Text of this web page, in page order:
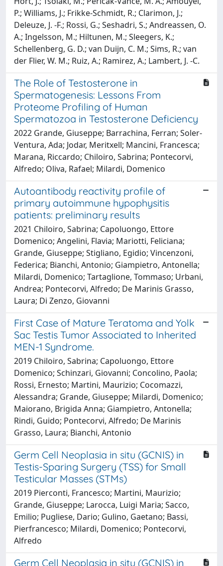
P.; Williams, J.; Frikke-Schmidt, R.; Clarimon, J.;
Deleuze, J. -F.; Rossi, G.; Seshadri, S.; Andreassen, O.
A.; Ingelsson, M.; Hiltunen, M.; Sleegers, K.;
Schellenberg, G. D.; van Duijn, C. M.; Sims, R.; van
der Flier, W. M.; Ruiz, A.; Ramirez, A.; Lambert, J. -C.
The Role of Testosterone in
Spermatogenesis: Lessons From
Proteome Profiling of Human
Spermatozoa in Testosterone Deficiency
2022 Grande, Giuseppe; Barrachina, Ferran; Soler-
Ventura, Ada; Jodar, Meritxell; Mancini, Francesca;
Marana, Riccardo; Chiloiro, Sabrina; Pontecorvi,
Alfredo; Oliva, Rafael; Milardi, Domenico
Autoantibody reactivity profile of
primary autoimmune hypophysitis
patients: preliminary results
2021 Chiloiro, Sabrina; Capoluongo, Ettore
Domenico; Angelini, Flavia; Mariotti, Feliciana;
Grande, Giuseppe; Stigliano, Egidio; Vincenzoni,
Federica; Bianchi, Antonio; Giampietro, Antonella;
Milardi, Domenico; Tartaglione, Tommaso; Urbani,
Andrea; Pontecorvi, Alfredo; De Marinis Grasso,
Laura; Di Zenzo, Giovanni
First Case of Mature Teratoma and Yolk
Sac Testis Tumor Associated to Inherited
MEN-1 Syndrome.
2019 Chiloiro, Sabrina; Capoluongo, Ettore
Domenico; Schinzari, Giovanni; Concolino, Paola;
Rossi, Ernesto; Martini, Maurizio; Cocomazzi,
Alessandra; Grande, Giuseppe; Milardi, Domenico;
Maiorano, Brigida Anna; Giampietro, Antonella;
Rindi, Guido; Pontecorvi, Alfredo; De Marinis
Grasso, Laura; Bianchi, Antonio
Germ Cell Neoplasia in situ (GCNIS) in
Testis-Sparing Surgery (TSS) for Small
Testicular Masses (STMs)
2019 Pierconti, Francesco; Martini, Maurizio;
Grande, Giuseppe; Larocca, Luigi Maria; Sacco,
Emilio; Pugliese, Dario; Gulino, Gaetano; Bassi,
Pierfrancesco; Milardi, Domenico; Pontecorvi,
Alfredo
Germ Cell Neoplasia in situ (GCNIS) in